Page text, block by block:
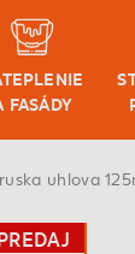
FASÁDY
uhlova